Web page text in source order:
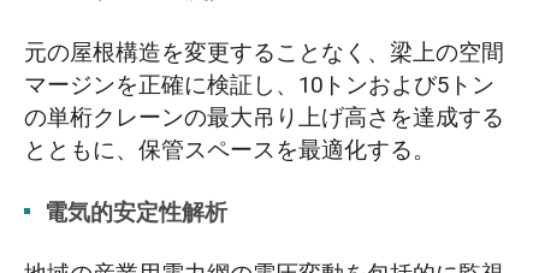
元の屋根構造を変更することなく、梁上の空間
マージンを正確に検証し、10トンおよび5トン
の単桁クレーンの最大吊り上げ高さを達成する
とともに、保管スペースを最適化する。
電気的安定性解析